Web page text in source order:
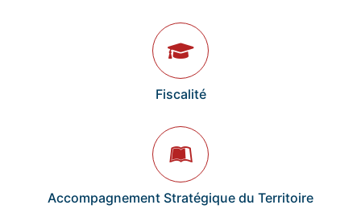
Fiscalité
Accompagnement Stratégique du Territoire